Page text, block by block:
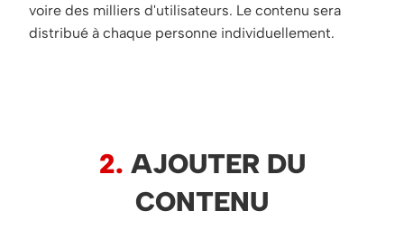
voire des milliers d'utilisateurs. Le contenu sera
distribué à chaque personne individuellement.
2. AJOUTER DU
CONTENU